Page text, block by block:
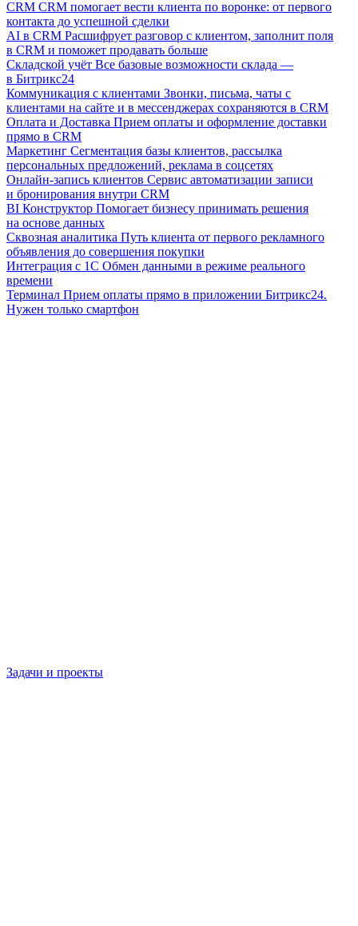
CRM CRM помогает вести клиента по воронке: от первого
контакта до успешной сделки
AI в CRM Расшифрует разговор с клиентом, заполнит поля
в CRM и поможет продавать больше
Складской учёт Все базовые возможности склада —
в Битрикс24
Коммуникация с клиентами Звонки, письма, чаты с
клиентами на сайте и в мессенджерах сохраняются в CRM
Оплата и Доставка Прием оплаты и оформление доставки
прямо в CRM
Маркетинг Сегментация базы клиентов, рассылка
персональных предложений, реклама в соцсетях
Онлайн-запись клиентов Сервис автоматизации записи
и бронирования внутри CRM
BI Конструктор Помогает бизнесу принимать решения
на основе данных
Сквозная аналитика Путь клиента от первого рекламного
объявления до совершения покупки
Интеграция с 1С Обмен данными в режиме реального
времени
Терминал Прием оплаты прямо в приложении Битрикс24.
Нужен только смартфон
Задачи и проекты